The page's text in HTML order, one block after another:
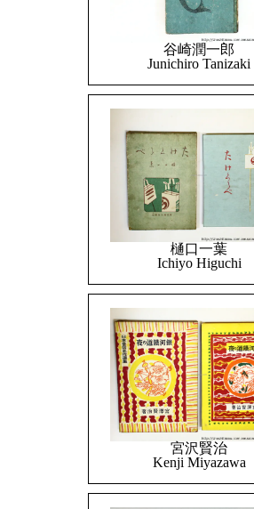
谷崎潤一郎
Junichiro Tanizaki
樋口一葉
Ichiyo Higuchi
宮沢賢治
Kenji Miyazawa